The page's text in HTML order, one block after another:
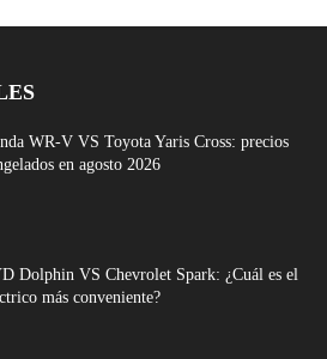
WR-V VS Toyota Yaris Cross: precios
en agosto 2026
Dolphin VS Chevrolet Spark: ¿Cuál es el
más conveniente?